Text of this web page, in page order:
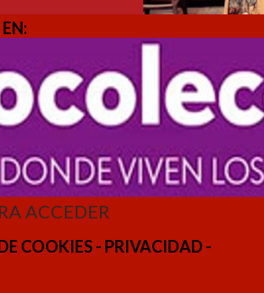
ACCEDER
COOKIES - PRIVACIDAD -